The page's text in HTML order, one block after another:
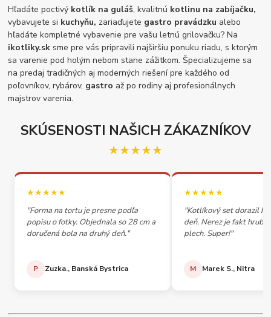
Hľadáte poctivý kotlík na guláš, kvalitnú kotlinu na zabíjačku,
vybavujete si kuchyňu, zariaďujete gastro pravádzku alebo
hľadáte kompletné vybavenie pre vašu letnú grilovačku? Na
ikotliky.sk sme pre vás pripravili najširšiu ponuku riadu, s ktorým
sa varenie pod holým nebom stane zážitkom. Špecializujeme sa
na predaj tradičných aj moderných riešení pre každého od
poľovníkov, rybárov, gastro až po rodiny aj profesionálnych
majstrov varenia.
SKÚSENOSTI NAŠICH ZÁKAZNÍKOV
★★★★★
★★★★★
"Forma na tortu je presne podľa
popisu o fotky. Objednala so 28 cm a
doručená bola na druhý deň."
P Zuzka., Banská Bystrica
★★★★★
"Kotlíkový set dorazil
deň. Nerez je fakt
plech. Super!"
M Marek S., Nitra